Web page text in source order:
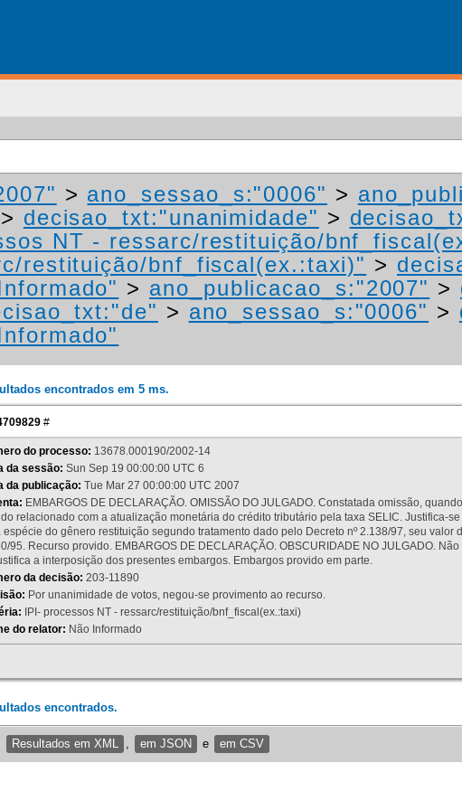
> ano_sessao_s:"0006" >
> decisao_txt:"unanimidade" >
NT - ressarc/restituição/
restituição/bnf_fiscal(ex.:taxi)" >
> ano_publicacao_s:"2007" >
> ano_sessao_s:"0006" >
encontrados em 5 ms.
#
do processo: 13678.000190/2002-14
da sessão: Sun Sep 19 00:00:00 UTC 6
da publicação: Tue Mar 27 00:00:00 UTC 2007
EMBARGOS DE DECLARAÇÃO. OMISSÃO DO JULGADO. Constatada omissão,
relacionado com a atualização monetária do crédito tributário pela taxa SELIC. Justifica-
espécie do gênero restituição segundo tratamento dado pelo Decreto nº 2.138/97, seu
95. Recurso provido. EMBARGOS DE DECLARAÇÃO. OBSCURIDADE NO JULGADO.
a interposição dos presentes embargos. Embargos provido em parte.
da decisão: 203-11890
Por unanimidade de votos, negou-se provimento ao recurso.
IPI- processos NT - ressarc/restituição/bnf_fiscal(ex.:taxi)
do relator: Não Informado
encontrados.
Resultados em XML em JSON e em CSV